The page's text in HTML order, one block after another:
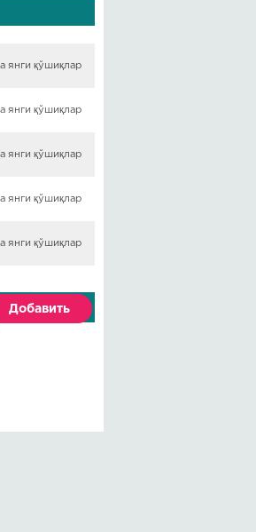
янги қўшиқлар
янги қўшиқлар
янги қўшиқлар
янги қўшиқлар
янги қўшиқлар
Добавить